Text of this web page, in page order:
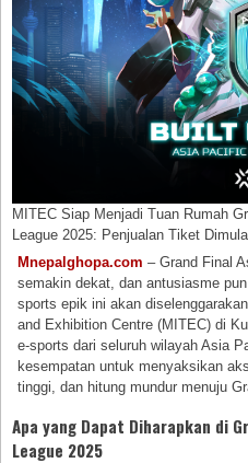
MITEC Siap Menjadi Tuan Rumah
League 2025: Penjualan Tiket
Mnepalghopa.com – Grand Final
semakin dekat, dan antusiasme
sports epik ini akan
and Exhibition Centre (MITEC) di
e-sports dari seluruh wilayah Asia
kesempatan untuk menyaksikan
tinggi, dan hitung mundur menuju
Apa yang Dapat Diharapkan di
League 2025